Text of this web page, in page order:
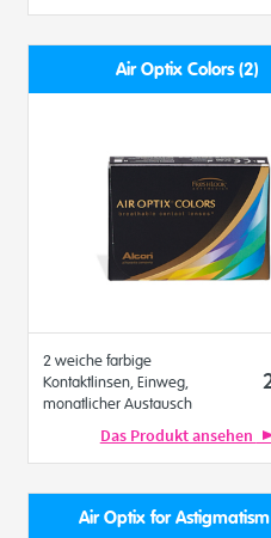
Air Optix Colors (2)
2 weiche farbige
Kontaktlinsen, Einweg,
monatlicher Austausch
Das Produkt ansehen
Air Optix for